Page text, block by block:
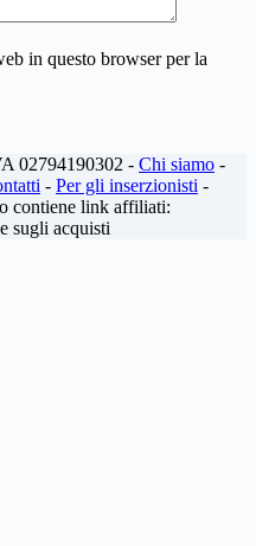
in questo browser per la
02794190302 - Chi siamo -
- Per gli inserzionisti -
contiene link affiliati:
sugli acquisti